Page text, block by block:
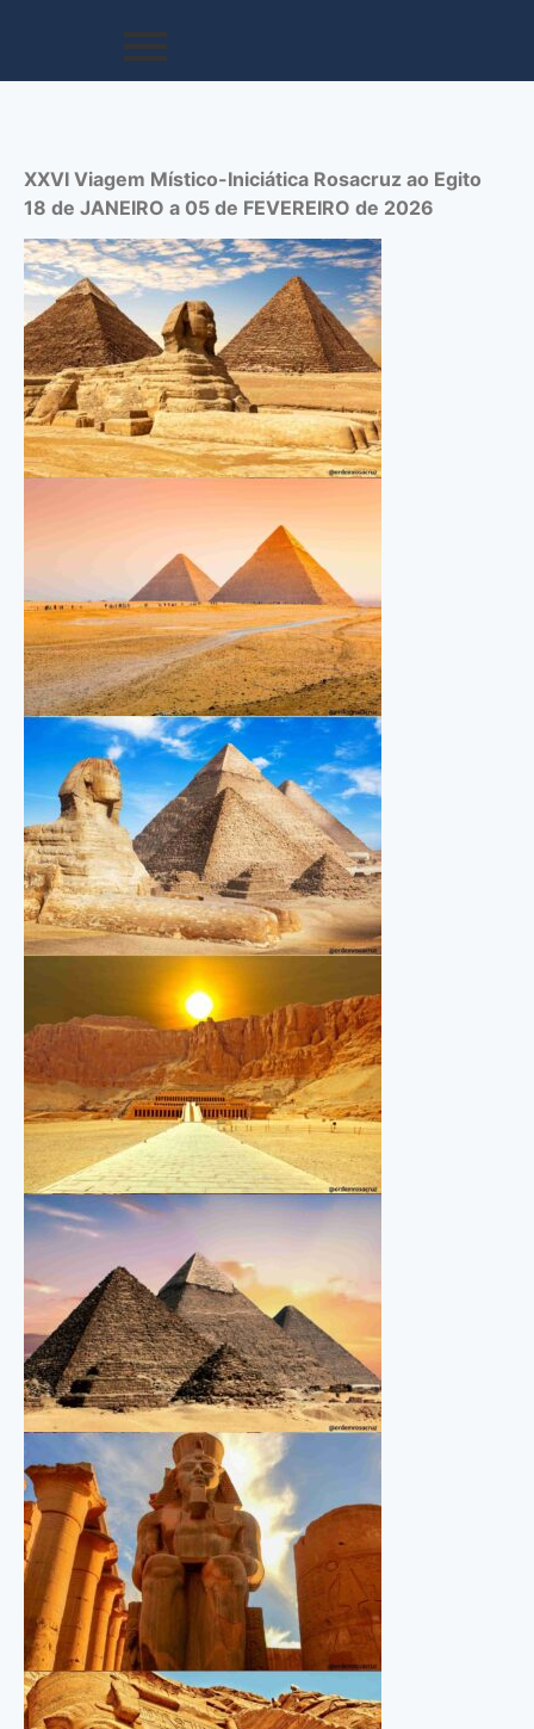
XXVI Viagem Místico-Iniciática Rosacruz ao Egito
18 de JANEIRO a 05 de FEVEREIRO de 2026